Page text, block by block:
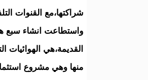
شراكتها،مع القنوات
واستطاعت انشاء سبع
القديمة،هي
منها وهي مشروع